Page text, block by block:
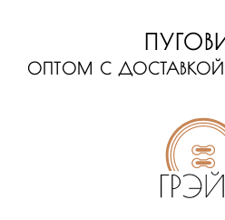
ОПТОМ С ДОСТАВКОЙ